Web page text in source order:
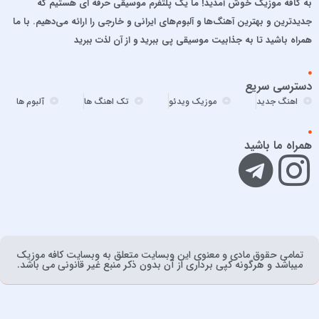
افشین آذری
افشین خان
الجان
امید جهان
امید حاجیلی
امیر ارسلان
امیر برکو
امیر تتلو
امیر عباس
امیر عباس گلاب
جدیدترین و بهترین آهنگ‌ها و آلبوم‌های ایرانی و خارجی را ارائه می‌دهیم. با ما
همراه باشید تا به جذابیت موسیقی پی ببرید و از آن لذت ببرید
دسترسی سریع
اهنگ جدید موزیک ویدئو تک اهنگ ها آلبوم ها
همراه ما باشید
تمامی حقوق مادی و معنوی اين وبسايت متعلق به وبسایت کافه موزیک
ميباشد و هرگونه کپی برداری از آن بدون ذکر منبع غیر قانونی می باشد.